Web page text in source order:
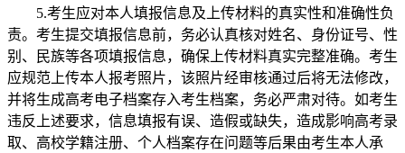
5.考生应对本人填报信息及上传材料的真实性和准确性负
责。考生提交填报信息前，务必认真核对姓名、身份证号、性
别、民族等各项填报信息，确保上传材料真实完整准确。考生
应规范上传本人报考照片，该照片经审核通过后将无法修改，
并将生成高考电子档案存入考生档案，务必严肃对待。如考生
违反上述要求，信息填报有误、造假或缺失，造成影响高考录
取、高校学籍注册、个人档案存在问题等后果由考生本人承